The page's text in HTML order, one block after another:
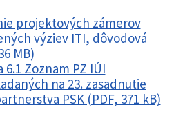
projektových zámerov
výziev ITI, dôvodová
MB)
6.1 Zoznam PZ IÚI
na 23. zasadnutie
PSK (PDF, 371 kB)